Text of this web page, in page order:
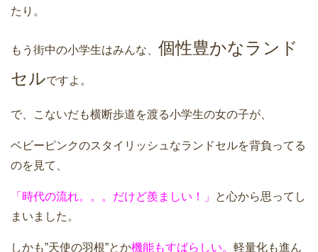
たり。
もう街中の小学生はみんな、 個性豊かなランド
セルですよ。
で、こないだも横断歩道を渡る小学生の女の子が、
ベビーピンクのスタイリッシュなランドセルを背負ってる
のを見て、
「時代の流れ。。。だけど羨ましい！」
と心から思ってし
まいました。
しかも”天使の羽根”とか機能もすばらしい。 軽量化も進ん